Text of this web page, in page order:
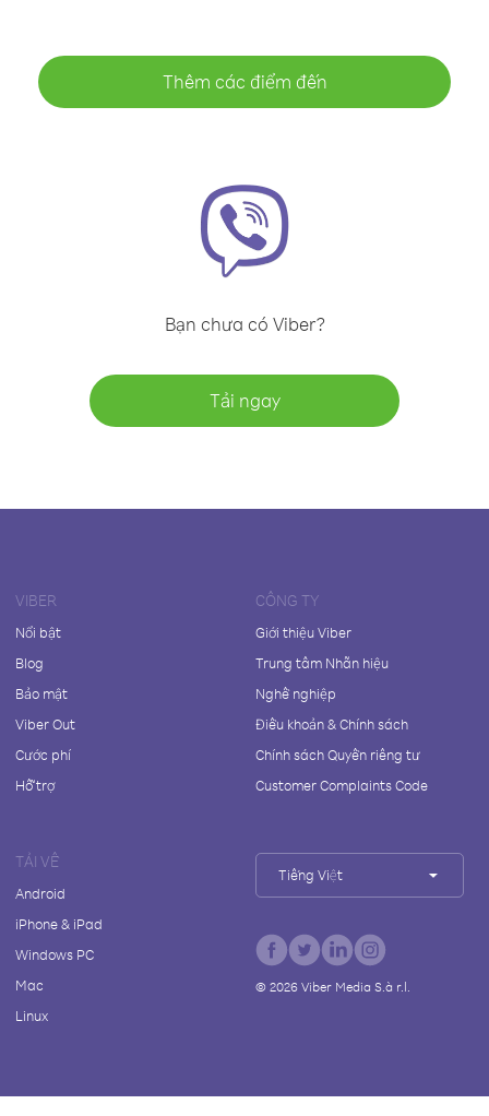
Thêm các điểm đến
Bạn chưa có Viber?
Tải ngay
VIBER
Nổi bật
Blog
Bảo mật
Viber Out
Cước phí
Hỗ trợ
CÔNG TY
Giới thiệu Viber
Trung tâm Nhãn hiệu
Nghề nghiệp
Điều khoản & Chính sách
Chính sách Quyền riêng tư
Customer Complaints Code
TẢI VỀ
Android
iPhone & iPad
Windows PC
Mac
Linux
Tiếng Việt
© 2026Viber Media S.à r.l.